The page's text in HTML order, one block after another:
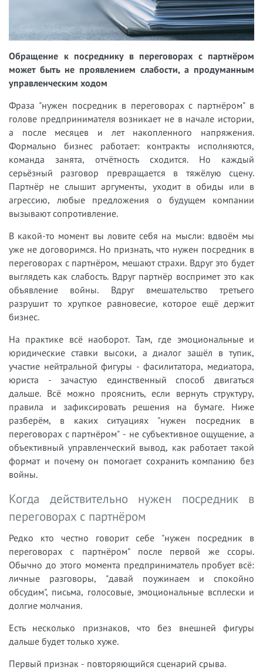
Обращение к посреднику в переговорах с партнёром
может быть не проявлением слабости, а продуманным
управленческим ходом
Фраза "нужен посредник в переговорах с партнёром" в
голове предпринимателя возникает не в начале истории,
а после месяцев и лет накопленного напряжения.
Формально бизнес работает: контракты исполняются,
команда занята, отчётность сходится. Но каждый
серьёзный разговор превращается в тяжёлую сцену.
Партнёр не слышит аргументы, уходит в обиды или в
агрессию, любые предложения о будущем компании
вызывают сопротивление.
В какой-то момент вы ловите себя на мысли: вдвоём мы
уже не договоримся. Но признать, что нужен посредник в
переговорах с партнёром, мешают страхи. Вдруг это будет
выглядеть как слабость. Вдруг партнёр воспримет это как
объявление войны. Вдруг вмешательство третьего
разрушит то хрупкое равновесие, которое ещё держит
бизнес.
На практике всё наоборот. Там, где эмоциональные и
юридические ставки высоки, а диалог зашёл в тупик,
участие нейтральной фигуры - фасилитатора, медиатора,
юриста - зачастую единственный способ двигаться
дальше. Всё можно прояснить, если вернуть структуру,
правила и зафиксировать решения на бумаге. Ниже
разберём, в каких ситуациях "нужен посредник в
переговорах с партнёром" - не субъективное ощущение, а
объективный управленческий вывод, как работает такой
формат и почему он помогает сохранить компанию без
войны.
Когда действительно нужен посредник в
переговорах с партнёром
Редко кто честно говорит себе "нужен посредник в
переговорах с партнёром" после первой же ссоры.
Обычно до этого момента предприниматель пробует всё:
личные разговоры, "давай поужинаем и спокойно
обсудим", письма, голосовые, эмоциональные всплески и
долгие молчания.
Есть несколько признаков, что без внешней фигуры
дальше будет только хуже.
Первый признак - повторяющийся сценарий срыва.